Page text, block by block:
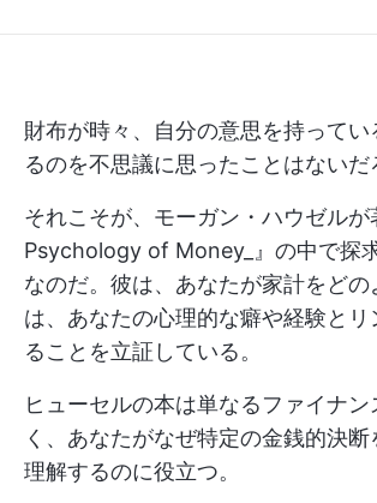
財布が時々、自分の意思を持ってい
るのを不思議に思ったことはないだ
それこそが、モーガン・ハウゼル
Psychology of Money_』の中で探
なのだ。彼は、あなたが家計をど
は、あなたの心理的な癖や経験とリ
ることを立証している。
ヒューセルの本は単なるファイナン
く、あなたがなぜ特定の金銭的決断
理解するのに役立つ。